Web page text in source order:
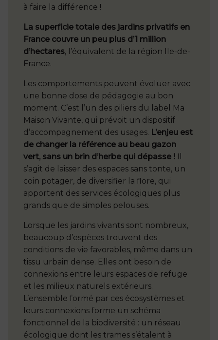
à faire la différence !
La superficie totale des jardins privatifs en
France couvre un peu plus d’1 million
d’hectares, l’équivalent de la région Ile-de-
France.
Les comportements peuvent évoluer avec
une bonne dose de pédagogie au bon
moment. C’est l’un des piliers du label Ma
Maison Vivante, qui prévoit un dispositif
d’accompagnement des usages. L’enjeu est
de changer la référence au beau gazon
vert, sans un brin d’herbe qui dépasse ! Il
s’agit de laisser des espaces sans tonte, un
coin potager, de diversifier la flore, qui
apportent des services écologiques plus
grands que de simples pelouses.
Lorsque les jardins vivants sont nombreux,
beaucoup d’espèces trouvent des
conditions de vie favorables, même dans un
tissu urbain dense. Elles ont besoin de
connexions entre leurs espaces de refuge
et les milieux naturels extérieurs.
L’ensemble formé par ces écosystèmes et
leurs connexions forme un schéma
fonctionnel de la biodiversité : un réseau
écologique dont les trames s’étalent à